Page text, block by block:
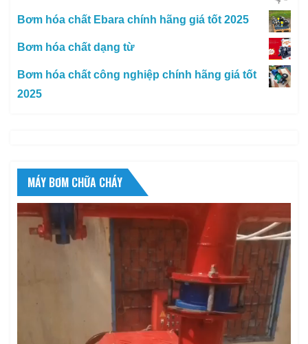
Bơm hóa chất Ebara chính hãng giá tốt 2025
Bơm hóa chất dạng từ
Bơm hóa chất công nghiệp chính hãng giá tốt
2025
MÁY BƠM CHỮA CHÁY
Trình
chơi